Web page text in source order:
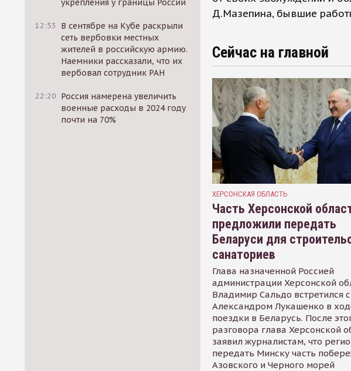
укрепления у границы России
12:53
В сентябре на Кубе раскрыли
сеть вербовки местных
жителей в российскую армию.
Наемники рассказали, что их
вербовал сотрудник РАН
22:20 Россия намерена увеличить
военные расходы в 2024 году
почти на 70%
Д.Мазепина, бывшие
Сейчас на главной
ХЕРСОНСКАЯ ОБЛАСТЬ
Часть Херсонской
предложили передать
Беларуси для
санаториев
Глава назначенной Россией
администрации Херсонской
Владимир Сальдо встретился с
Александром Лукашенко в
поездки в Беларусь. После
разговора глава Херсонской
заявил журналистам, что
передать Минску часть
Азовского и Черного морей